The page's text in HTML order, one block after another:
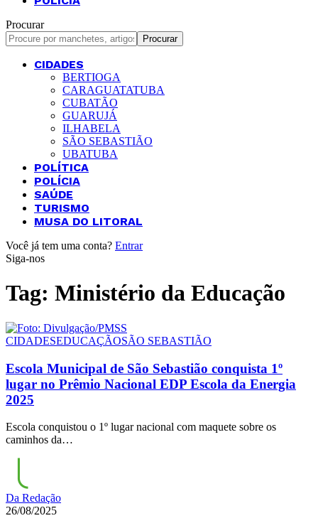
Procurar
CIDADES
BERTIOGA
CARAGUATATUBA
CUBATÃO
GUARUJÁ
ILHABELA
SÃO SEBASTIÃO
UBATUBA
POLÍTICA
POLÍCIA
SAÚDE
TURISMO
MUSA DO LITORAL
Você já tem uma conta? Entrar
Siga-nos
Tag: Ministério da Educação
CIDADESEDUCAÇÃOSÃO SEBASTIÃO
Escola Municipal de São Sebastião conquista 1º
lugar no Prêmio Nacional EDP Escola da Energia
2025
Escola conquistou o 1º lugar nacional com maquete sobre os
caminhos da…
Da Redação
26/08/2025